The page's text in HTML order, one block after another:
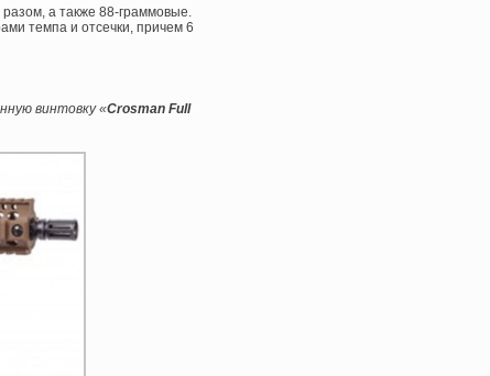
а также 88-граммовые.
темпа и отсечки, причем 6
винтовку «Crosman Full